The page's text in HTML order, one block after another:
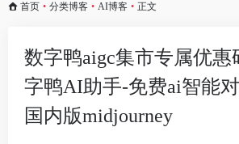
首页 • 分类博客 • AI博客 • 正文
数字鸭aigc集市专属优惠
字鸭AI助手-免费ai智能
国内版midjourney